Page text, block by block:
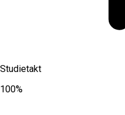
Studietakt
100%